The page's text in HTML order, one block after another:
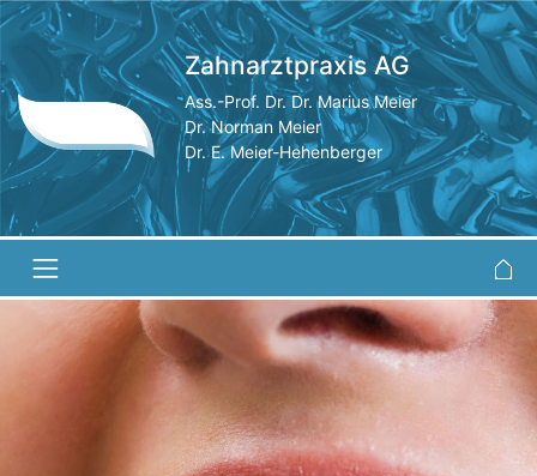
Zahnarztpraxis AG
Ass.-Prof. Dr. Dr. Marius Meier
Dr. Norman Meier
Dr. E. Meier-Hehenberger